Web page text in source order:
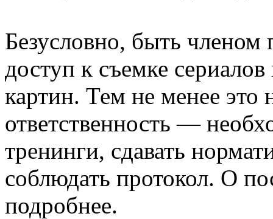
Безусловно, быть
доступ к съемке
картин. Тем не менее
ответственность —
тренинги, сдавать
соблюдать протокол. О
подробнее.